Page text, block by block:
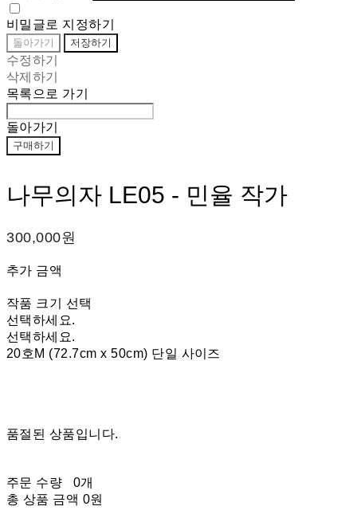
비밀글로 지정하기
돌아가기 저장하기
수정하기
삭제하기
목록으로 가기
돌아가기
구매하기
나무의자 LE05 - 민율 작가
300,000원
추가 금액
작품 크기 선택
선택하세요.
선택하세요.
20호M (72.7cm x 50cm) 단일 사이즈
품절된 상품입니다.
주문 수량
0개
총 상품 금액 0원